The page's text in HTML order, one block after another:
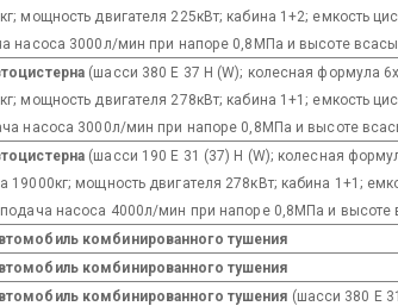
мощность двигателя 225кВт; кабина 1+2; емкость
насоса 3000л/мин при напоре 0,8МПа и высоте
(шасси 380 E 37 Н (W); колесная формула
мощность двигателя 278кВт; кабина 1+1; емкость
насоса 3000л/мин при напоре 0,8МПа и высоте
(шасси 190 E 31 (37) Н (W); колесная
19000кг; мощность двигателя 278кВт; кабина 1+1;
насоса 4000л/мин при напоре 0,8МПа и высоте
комбинированного тушения
комбинированного тушения
комбинированного тушения (шасси 380 E